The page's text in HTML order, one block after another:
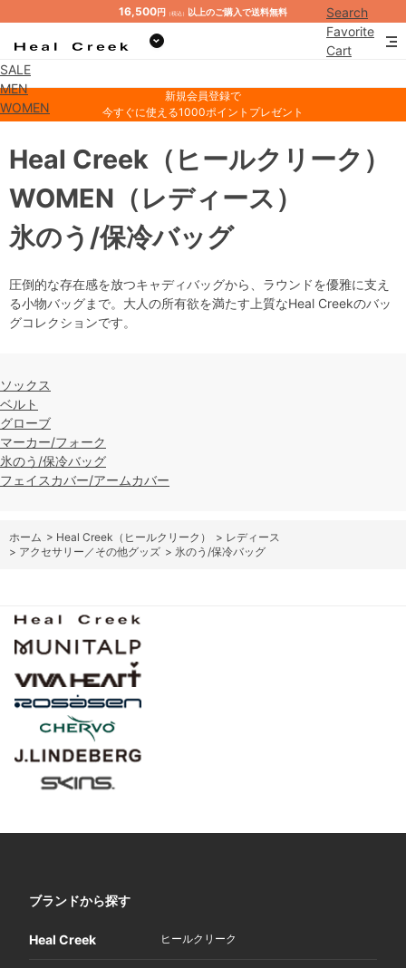
16,500円 （税込） 以上のご購入で送料無料
Search
Favorite
Cart
SALE
MEN
WOMEN
新規会員登録で
今すぐに使える1000ポイントプレゼント
氷のう/保冷バッグ
Heal Creek （ヒールクリーク）
WOMEN （レディース）
圧倒的な存在感を放つキャディバッグから、ラウンドを優雅に支え
る小物バッグまで。大人の所有欲を満たす上質なHeal Creekのバッ
グコレクションです。
ソックス
ベルト
グローブ
マーカー/フォーク
氷のう/保冷バッグ
フェイスカバー/アームカバー
ホーム > Heal Creek（ヒールクリーク） > レディース
> アクセサリー／その他グッズ > 氷のう/保冷バッグ
ブランドから探す
Heal Creek ヒールクリーク